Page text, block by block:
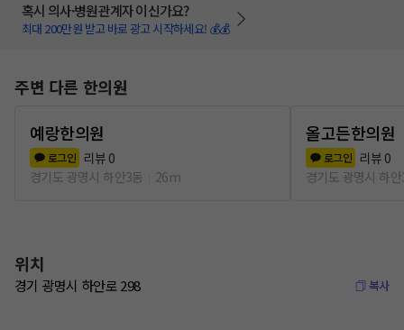
혹시 의사·병원관계자 이신가요?
최대 200만원 받고 바로 광고 시작하세요! 💰💰
주변 다른 한의원
예랑한의원
로그인 리뷰 0
경기도 광명시 하안3동
26m
올고든한의원
로그인 리뷰 0
경기도 광명시 하
위치
경기 광명시 하안로 298 복사